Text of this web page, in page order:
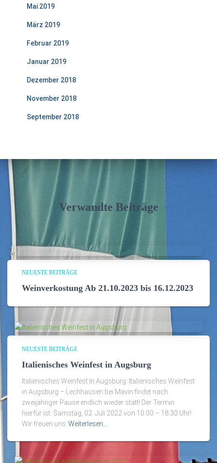
Mai 2019
März 2019
Februar 2019
Januar 2019
Dezember 2018
November 2018
September 2018
Verwandte Beiträge
NEUESTE BEITRÄGE
Weinverkostung Ab 21.10.2023 bis 16.12.2023
NEUESTE BEITRÄGE
Italienisches Weinfest in Augsburg
Italienisches Weinfest in Augsburg: Italienisches Weinfest
in Augsburg – Lechhausen bei Mavin findet nach
zweijähriger Pause endlich wieder statt! Der Termin
hierfür ist: Samstag, 02. Juli 2022 von 10:00 – 18:30 Uhr!
Wir freuen uns Weiterlesen…